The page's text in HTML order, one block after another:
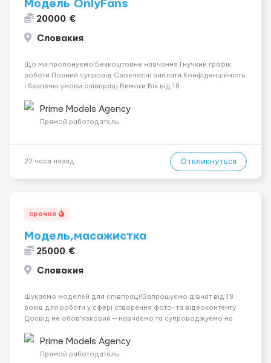
Модель OnlyFans
20000 €
Словакия
Що ми пропонуємо:Безкоштовне навчання.Гнучкий графік
роботи.Повний супровід Своєчасні виплати.Конфіденційність
і безпечні умови співпраці.Вимоги:Вік від 18
розвиватися.Досвід не обов’язковий.Якщо вас зацікавила
вакансія — залишайте відгук, і ми зв’яжемося ...
Prime Models Agency
Прямой работодатель
22 часа назад Откликнуться
срочно
Модель,масажистка
25000 €
Словакия
Шукаємо моделей для співпраці!Запрошуємо дівчат від 18
років для роботи у сфері створення фото- та відеоконтенту.
Досвід не обов’язковий — навчаємо та супроводжуємо на
конфіденційність і професійну підтримку. Працюємо офіційно,
поважаємо особ...
Prime Models Agency
Прямой работодатель